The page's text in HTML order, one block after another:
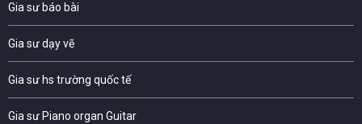
Gia sư báo bài
Gia sư dạy vẽ
Gia sư hs trường quốc tế
Gia sư Piano organ Guitar